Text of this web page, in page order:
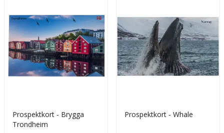
Prospektkort - Brygga
Trondheim
Prospektkort - Whale